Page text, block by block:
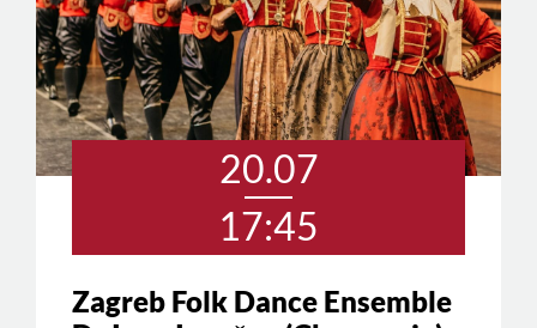
20.07
17:45
Zagreb Folk Dance Ensemble